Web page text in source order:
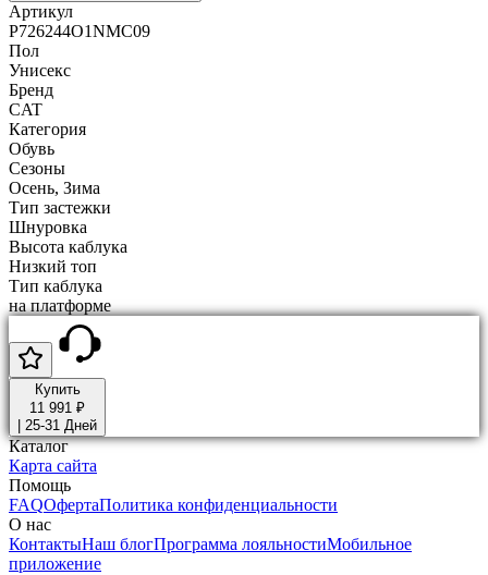
Артикул
P726244O1NMC09
Пол
Унисекс
Бренд
CAT
Категория
Обувь
Сезоны
Осень, Зима
Тип застежки
Шнуровка
Высота каблука
Низкий топ
Тип каблука
на платформе
Купить
11 991 ₽
25-31 Дней
Каталог
Карта сайта
Помощь
FAQОфертаПолитика конфиденциальности
О нас
КонтактыНаш блогПрограмма лояльностиМобильное
приложение